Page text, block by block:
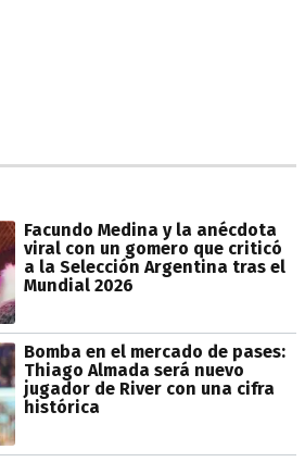
Facundo Medina y la anécdota
viral con un gomero que criticó
a la Selección Argentina tras el
Mundial 2026
Bomba en el mercado de pases:
Thiago Almada será nuevo
jugador de River con una cifra
histórica